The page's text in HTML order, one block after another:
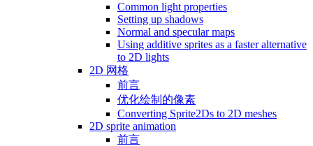
Common light properties
Setting up shadows
Normal and specular maps
Using additive sprites as a faster alternative
to 2D lights
2D 网格
前言
优化绘制的像素
Converting Sprite2Ds to 2D meshes
2D sprite animation
前言